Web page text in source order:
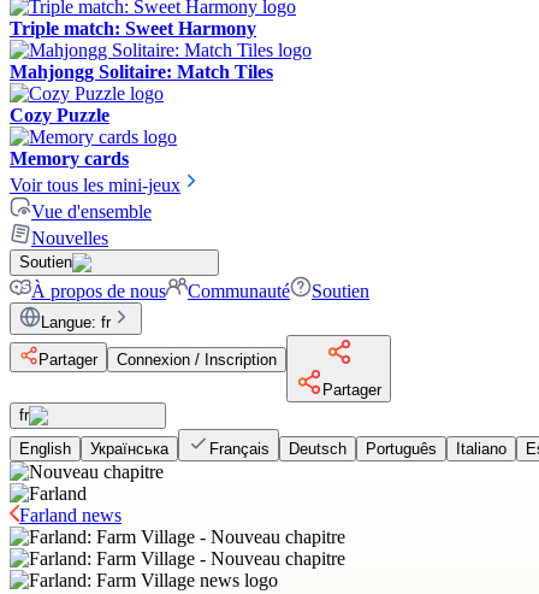
Triple match: Sweet Harmony
Mahjongg Solitaire: Match Tiles
Cozy Puzzle
Memory cards
Voir tous les mini-jeux
Vue d'ensemble
Nouvelles
Soutien
À propos de nous Communauté Soutien
Langue: fr
Partager
Connexion / Inscription
Partager
fr
English
Українська Français Deutsch Português Italiano
Farland news